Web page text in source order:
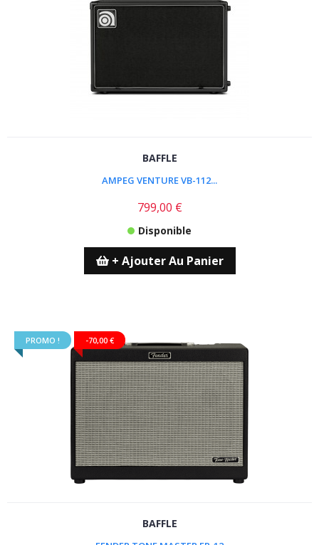
BAFFLE
AMPEG VENTURE VB-112...
799,00 €
Disponible
+ Ajouter Au Panier
PROMO ! -70,00 €
BAFFLE